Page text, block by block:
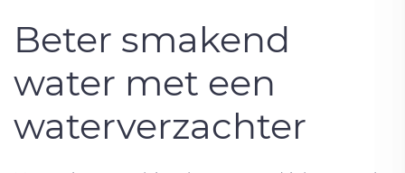
Beter smakend
water met een
waterverzachter